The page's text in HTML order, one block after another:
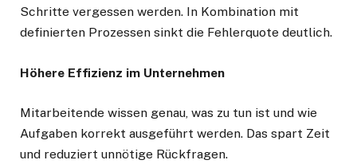
Schritte vergessen werden. In Kombination mit
definierten Prozessen sinkt die Fehlerquote deutlich.
Höhere Effizienz im Unternehmen
Mitarbeitende wissen genau, was zu tun ist und wie
Aufgaben korrekt ausgeführt werden. Das spart Zeit
und reduziert unnötige Rückfragen.